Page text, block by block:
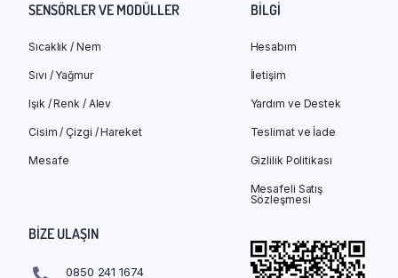
SENSÖRLER VE MODÜLLER
Sıcaklık / Nem
Sıvı / Yağmur
Işık / Renk / Alev
Cisim / Çizgi / Hareket
Mesafe
BILGI
Hesabım
İletişim
Yardım ve Destek
Teslimat ve İade
Gizlilik Politikası
Mesafeli Satış
Sözleşmesi
BIZE ULAŞIN
0850 241 1674